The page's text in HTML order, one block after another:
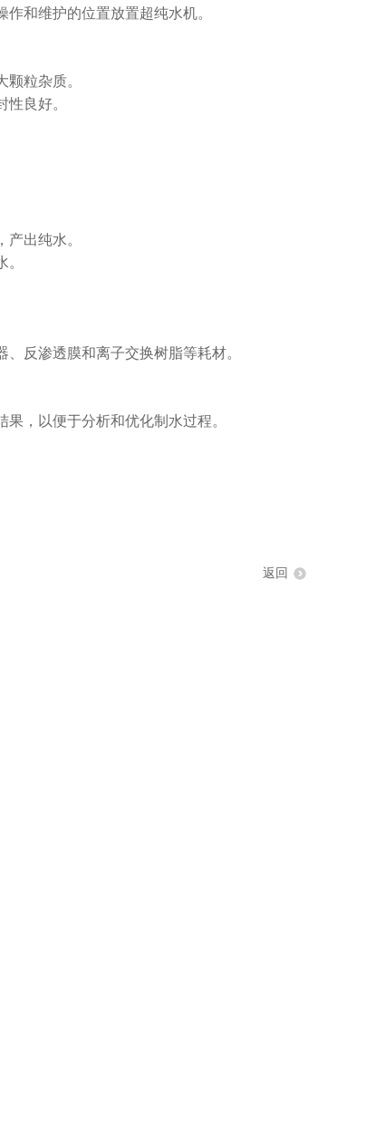
和维护的位置放置超纯水机。
粒杂质。
良好。
出纯水。
反渗透膜和离子交换树脂等耗材。
，以便于分析和优化制水过程。
返回